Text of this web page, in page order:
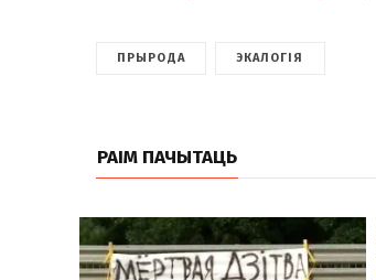
ПРЫРОДА ЭКАЛОГІЯ
РАІМ ПАЧЫТАЦЬ